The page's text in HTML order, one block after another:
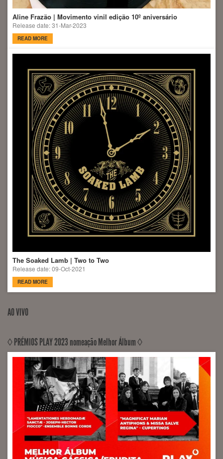
Aline Frazão | Movimento vinil edição 10º aniversário
Release date: 31-Mar-2023
READ MORE
The Soaked Lamb | Two to Two
Release date: 09-Oct-2021
READ MORE
AO VIVO
◊ PRÉMIOS PLAY 2023 nomeação Melhor Álbum ◊